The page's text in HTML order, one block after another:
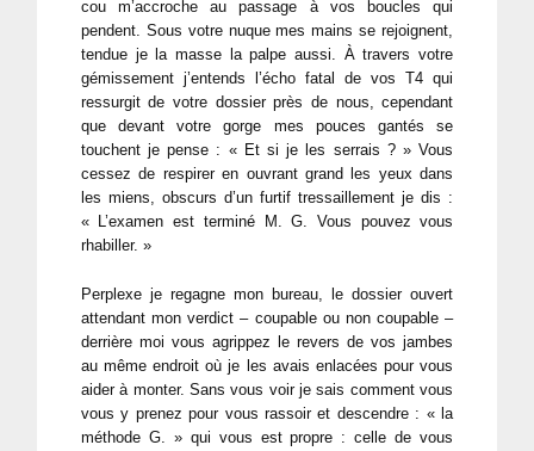
cou m’accroche au passage à vos boucles qui
pendent. Sous votre nuque mes mains se rejoignent,
tendue je la masse la palpe aussi. À travers votre
gémissement j’entends l’écho fatal de vos T4 qui
ressurgit de votre dossier près de nous, cependant
que devant votre gorge mes pouces gantés se
touchent je pense : « Et si je les serrais ? » Vous
cessez de respirer en ouvrant grand les yeux dans
les miens, obscurs d’un furtif tressaillement je dis :
« L’examen est terminé M. G. Vous pouvez vous
rhabiller. »
Perplexe je regagne mon bureau, le dossier ouvert
attendant mon verdict – coupable ou non coupable –
derrière moi vous agrippez le revers de vos jambes
au même endroit où je les avais enlacées pour vous
aider à monter. Sans vous voir je sais comment vous
vous y prenez pour vous rassoir et descendre : « la
méthode G. » qui vous est propre : celle de vous